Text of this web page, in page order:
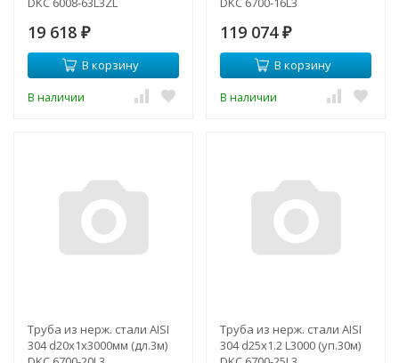
19 618 ₽
В корзину
В наличии
119 074 ₽
В корзину
В наличии
Труба из нерж. стали AISI
304 d20х1х3000мм (дл.3м)
Труба из нерж. стали AISI
304 d25х1.2 L3000 (уп.30м)